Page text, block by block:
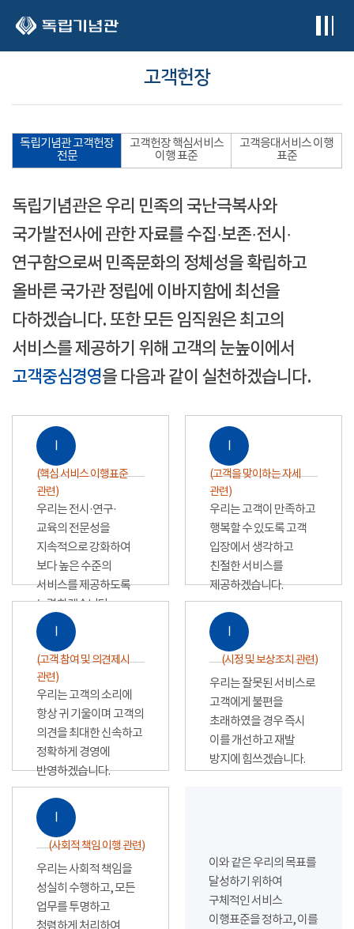
고객헌장
독립기념관 고객헌장
전문
고객헌장 핵심서비스
이행 표준
고객응대서비스 이행
표준
독립기념관은 우리 민족의 국난극복사와
국가발전사에 관한 자료를 수집·보존·전시·
연구함으로써 민족문화의 정체성을 확립하고
올바른 국가관 정립에 이바지함에 최선을
다하겠습니다. 또한 모든 임직원은 최고의
서비스를 제공하기 위해 고객의 눈높이에서
고객중심경영을 다음과 같이 실천하겠습니다.
Ⅰ
(핵심 서비스 이행표준
관련)
우리는 전시·연구·
교육의 전문성을
지속적으로 강화하여
보다 높은 수준의
서비스를 제공하도록
노력하겠습니다.
Ⅰ
(고객을 맞이하는 자세
관련)
우리는 고객이 만족하고
행복할 수 있도록 고객
입장에서 생각하고
친절한 서비스를
제공하겠습니다.
Ⅰ
(고객 참여 및 의견제시
관련)
우리는 고객의 소리에
항상 귀 기울이며 고객의
의견을 최대한 신속하고
정확하게 경영에
반영하겠습니다.
Ⅰ
(시정 및 보상조치 관련)
우리는 잘못된 서비스로
고객에게 불편을
초래하였을 경우 즉시
이를 개선하고 재발
방지에 힘쓰겠습니다.
Ⅰ
(사회적 책임 이행 관련)
우리는 사회적 책임을
성실히 수행하고, 모든
업무를 투명하고
청렴하게 처리하여
이와 같은 우리의 목표를
달성하기 위하여
구체적인 서비스
이행표준을 정하고, 이를